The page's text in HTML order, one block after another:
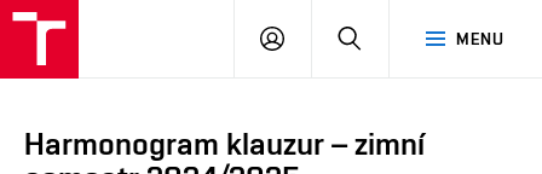
MENU
PŘIHLÁSIT
Harmonogram klauzur – zimní